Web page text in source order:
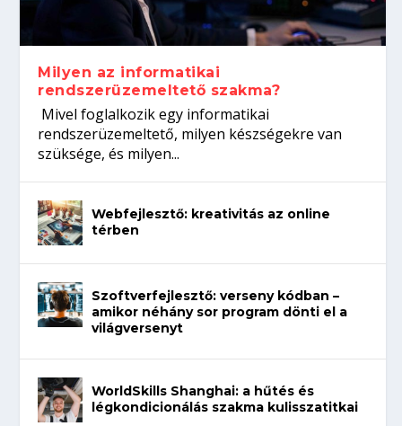
koffeinről?
Így növelheted az esélyedet az
állásinterjúra...
Tanulj szakmát!
Milyen az informatikai
rendszerüzemeltető szakma?
Mivel foglalkozik egy informatikai
rendszerüzemeltető, milyen készségekre van
szüksége, és milyen...
Webfejlesztő: kreativitás az online
térben
Szoftverfejlesztő: verseny kódban –
amikor néhány sor program dönti el a
világversenyt
WorldSkills Shanghai: a hűtés és
légkondicionálás szakma kulisszatitkai